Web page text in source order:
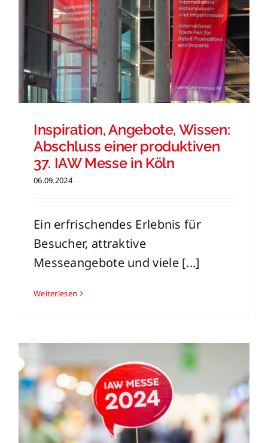
Inspiration, Angebote, Wissen:
Abschluss einer produktiven
37. IAW Messe in Köln
06.09.2024
Ein erfrischendes Erlebnis für
Besucher, attraktive
Messeangebote und viele [...]
Weiterlesen